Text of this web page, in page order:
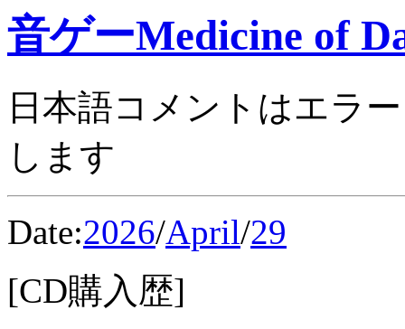
音ゲーMedicine of
日本語コメントはエラ
します
Date:2026/April/29
[CD購入歴]